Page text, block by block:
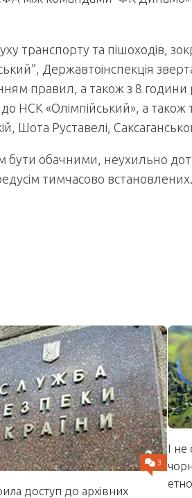
транспорту та пішоходів,
Державтоінспекція
правил, а також з 8 години
НСК «Олімпійський», а
Шота Руставелі,
бути обачними, неухильно
тимчасово встановлених.
3
доступ до архівних
І не